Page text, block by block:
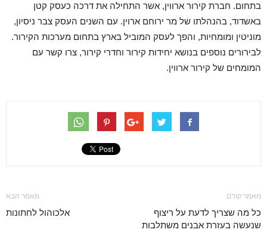
בתחום. חברת קירור ארווין, אשר התחילה את דרכה כעסק קטן
באשדוד, בהנהלתו של מר ירוחם ארוין. עם השנים העסק צבר ניסיון,
מוניטין ומומחיות, והפך לעסק המוביל בארץ בתחום מערכות הקירור.
לבירורים נוספים בנושא יחידות קירור וחדרי קירור, צרו קשר עם
המומחים של קירור ארווין.
מאמר קודם
כל מה שצריך לדעת על ריצוף
שנעשה בעזרת אבנים משתלבות
מאמר הבא
אלכוהול לחתונות